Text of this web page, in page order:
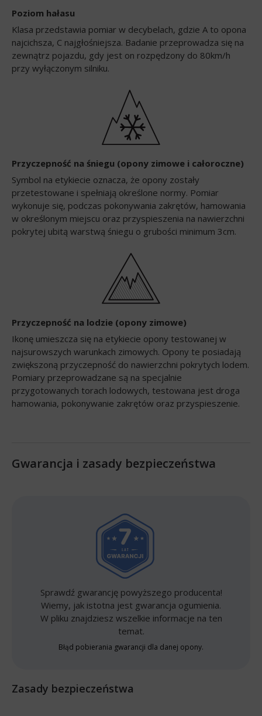
Poziom hałasu
Klasa przedstawia pomiar w decybelach, gdzie A to opona
najcichsza, C najgłośniejsza. Badanie przeprowadza się na
zewnątrz pojazdu, gdy jest on rozpędzony do 80km/h
przy wyłączonym silniku.
Przyczepność na śniegu (opony zimowe i całoroczne)
Symbol na etykiecie oznacza, że opony zostały
przetestowane i spełniają określone normy. Pomiar
wykonuje się, podczas pokonywania zakrętów, hamowania
w określonym miejscu oraz przyspieszenia na nawierzchni
pokrytej ubitą warstwą śniegu o grubości minimum 3cm.
Przyczepność na lodzie (opony zimowe)
Ikonę umieszcza się na etykiecie opony testowanej w
najsurowszych warunkach zimowych. Opony te posiadają
zwiększoną przyczepność do nawierzchni pokrytych lodem.
Pomiary przeprowadzane są na specjalnie
przygotowanych torach lodowych, testowana jest droga
hamowania, pokonywanie zakrętów oraz przyspieszenie.
Gwarancja i zasady bezpieczeństwa
Sprawdź gwarancję powyższego producenta!
Wiemy, jak istotna jest gwarancja ogumienia.
W pliku znajdziesz wszelkie informacje na ten
temat.
Błąd pobierania gwarancji dla danej opony.
Zasady bezpieczeństwa